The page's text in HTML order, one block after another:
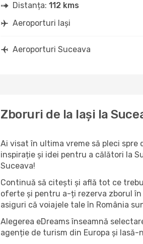
Distanța: 112 kms
Aeroporturi Iași
Aeroporturi Suceava
Zboruri de la Iași la
Ai visat în ultima vreme să pleci spre
inspirație și idei pentru a călători la
Suceava!
Continuă să citești și află tot ce
oferte și pentru a-ți rezerva zborul
asiguri că voiajele tale în România
Alegerea eDreams înseamnă
agenție de turism din Europa și